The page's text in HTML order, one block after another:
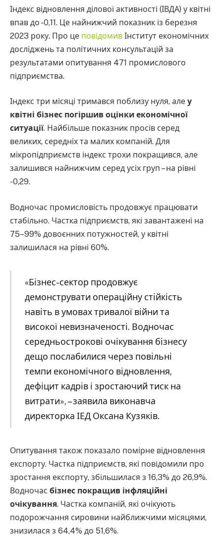
Індекс відновлення ділової активності (ІВДА) у квітні
впав до -0,11. Це найнижчий показник із березня
2023 року. Про це повідомив Інститут економічних
досліджень та політичних консультацій за
результатами опитування 471 промислового
підприємства.
Індекс три місяці тримався поблизу нуля, але у
квітні бізнес погіршив оцінки економічної
ситуації. Найбільше показник просів серед
великих, середніх та малих компаній. Для
мікропідприємств індекс трохи покращився, але
залишився найнижчим серед усіх груп – на рівні
-0,29.
Водночас промисловість продовжує працювати
стабільно. Частка підприємств, які завантажені на
75–99% довоєнних потужностей, у квітні
залишилася на рівні 60%.
«Бізнес-сектор продовжує
демонструвати операційну стійкість
навіть в умовах тривалої війни та
високої невизначеності. Водночас
середньострокові очікування бізнесу
дещо послабилися через повільні
темпи економічного відновлення,
дефіцит кадрів і зростаючий тиск на
витрати», – заявила виконавча
директорка ІЕД Оксана Кузяків.
Опитування також показало помірне відновлення
експорту. Частка підприємств, які повідомили про
зростання експорту, збільшилася з 16,3% до 26,9%.
Водночас бізнес покращив інфляційні
очікування. Частка компаній, які очікують
подорожчання сировини найближчими місяцями,
знизилася з 64,4% до 51,6%.